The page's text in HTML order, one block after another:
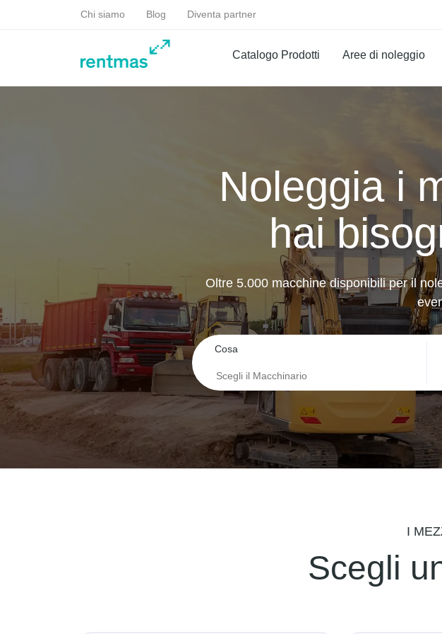
Chi siamo Blog Diventa partner
Catalogo Prodotti Aree di noleggio
Noleggia i
hai
Oltre 5.000 macchine disponibili per il
Cosa
Sollevatore telescopico
Escavatori
I
Scegli